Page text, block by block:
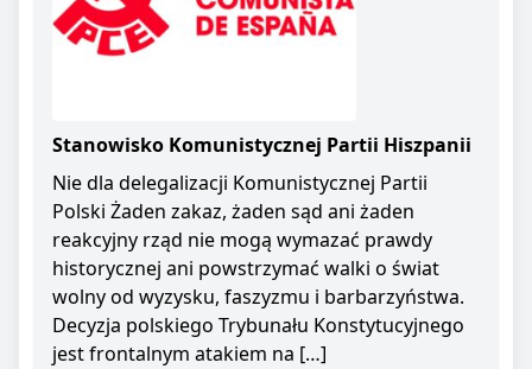
Stanowisko Komunistycznej Partii Hiszpanii
Nie dla delegalizacji Komunistycznej Partii
Polski Żaden zakaz, żaden sąd ani żaden
reakcyjny rząd nie mogą wymazać prawdy
historycznej ani powstrzymać walki o świat
wolny od wyzysku, faszyzmu i barbarzyństwa.
Decyzja polskiego Trybunału Konstytucyjnego
jest frontalnym atakiem na […]